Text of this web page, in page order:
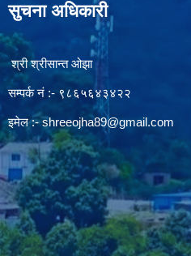
सुचना अधिकारी
श्री श्रीसान्त ओझा
सम्पर्क नं :- ९८६५६४३४२२
इमेल :-shreeojha89@gmail.com